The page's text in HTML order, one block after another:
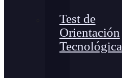
Test de
Orientación
Tecnológica